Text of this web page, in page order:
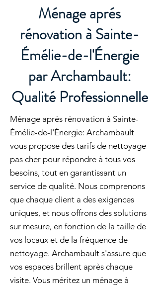
Ménage aprés
rénovation à Sainte-
Émélie-de-l'Énergie
par Archambault:
Qualité Professionnelle
Ménage aprés rénovation à Sainte-
Émélie-de-l'Énergie: Archambault
vous propose des tarifs de nettoyage
pas cher pour répondre à tous vos
besoins, tout en garantissant un
service de qualité. Nous comprenons
que chaque client a des exigences
uniques, et nous offrons des solutions
sur mesure, en fonction de la taille de
vos locaux et de la fréquence de
nettoyage. Archambault s'assure que
vos espaces brillent après chaque
visite. Vous méritez un ménage à